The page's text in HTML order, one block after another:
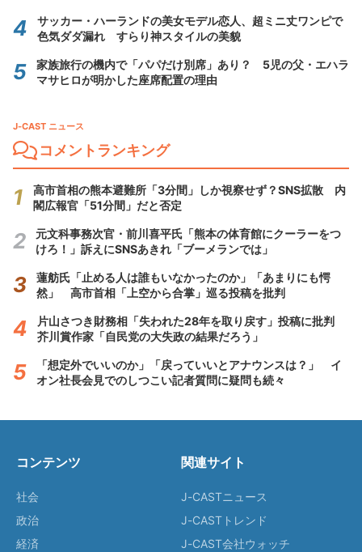
サッカー・ハーランドの美女モデル恋人、超ミニ丈ワンピで
色気ダダ漏れ すらり神スタイルの美貌
家族旅行の機内で「パパだけ別席」あり？ 5児の父・エハラ
マサヒロが明かした座席配置の理由
J-CAST ニュース
コメントランキング
高市首相の熊本避難所「3分間」しか視察せず？SNS拡散 内
閣広報官「51分間」だと否定
元文科事務次官・前川喜平氏「熊本の体育館にクーラーをつ
けろ！」訴えにSNSあきれ「ブーメランでは」
蓮舫氏「止める人は誰もいなかったのか」「あまりにも愕
然」 高市首相「上空から合掌」巡る投稿を批判
片山さつき財務相「失われた28年を取り戻す」投稿に批判
芥川賞作家「自民党の大失政の結果だろう」
「想定外でいいのか」「戻っていいとアナウンスは？」 イ
オン社長会見でのしつこい記者質問に疑問も続々
コンテンツ
社会
政治
経済
関連サイト
J-CASTニュース
J-CASTトレンド
J-CAST会社ウォッチ